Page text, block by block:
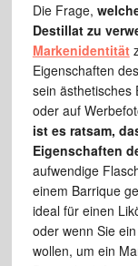
Die Frage,
Destillat zu
Markenidentität
Eigenschaften
sein ästhetisches
oder auf
ist es ratsam,
Eigenschaften
aufwendige
einem Barrique
ideal für einen
oder wenn Sie
wollen, um ein